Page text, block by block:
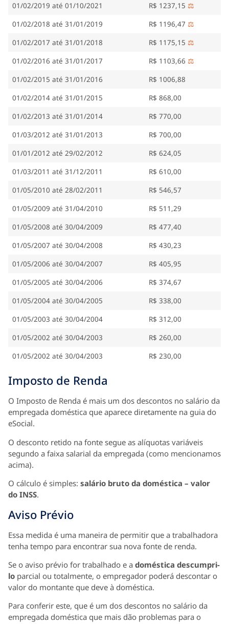
01/02/2019 até 01/10/2021
R$ 1237,15 ⚖️
01/02/2018 até 31/01/2019
R$ 1196,47 ⚖️
01/02/2017 até 31/01/2018
R$ 1175,15 ⚖️
01/02/2016 até 31/01/2017
R$ 1103,66 ⚖️
01/02/2015 até 31/01/2016
R$ 1006,88
01/02/2014 até 31/01/2015
R$ 868,00
01/02/2013 até 31/01/2014
R$ 770,00
01/03/2012 até 31/01/2013
R$ 700,00
01/01/2012 até 29/02/2012
R$ 624,05
01/03/2011 até 31/12/2011
R$ 610,00
01/05/2010 até 28/02/2011
R$ 546,57
01/05/2009 até 31/04/2010
R$ 511,29
01/05/2008 até 30/04/2009
R$ 477,40
01/05/2007 até 30/04/2008
R$ 430,23
01/05/2006 até 30/04/2007
R$ 405,95
01/05/2005 até 30/04/2006
R$ 374,67
01/05/2004 até 30/04/2005
R$ 338,00
01/05/2003 até 30/04/2004
R$ 312,00
01/05/2002 até 30/04/2003
R$ 260,00
01/05/2002 até 30/04/2003
R$ 230,00
Imposto de Renda
O Imposto de Renda é mais um dos descontos no salário da
empregada doméstica que aparece diretamente na guia do
eSocial.
O desconto retido na fonte segue as alíquotas variáveis
segundo a faixa salarial da empregada (como mencionamos
acima).
O cálculo é simples: salário bruto da doméstica – valor
do INSS.
Aviso Prévio
Essa medida é uma maneira de permitir que a trabalhadora
tenha tempo para encontrar sua nova fonte de renda.
Se o aviso prévio for trabalhado e a doméstica descumpri-
lo parcial ou totalmente, o empregador poderá descontar o
valor do montante que deve à doméstica.
Para conferir este, que é um dos descontos no salário da
empregada doméstica que mais dão problemas para o